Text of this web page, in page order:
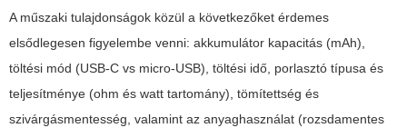
A műszaki tulajdonságok közül a következőket érdemes
elsődlegesen figyelembe venni: akkumulátor kapacitás (mAh),
töltési mód (USB-C vs micro-USB), töltési idő, porlasztó típusa és
teljesítménye (ohm és watt tartomány), tömítettség és
szivárgásmentesség, valamint az anyaghasználat (rozsdamentes